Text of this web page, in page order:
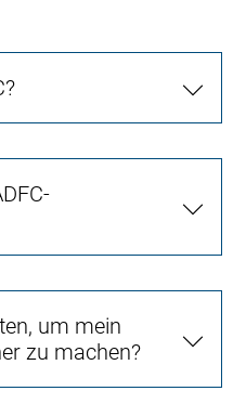
um mein
zu machen?